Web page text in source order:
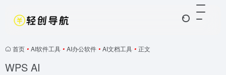
首页 • AI软件工具 • AI办公软件 • AI文档工具 • 正文
WPS AI